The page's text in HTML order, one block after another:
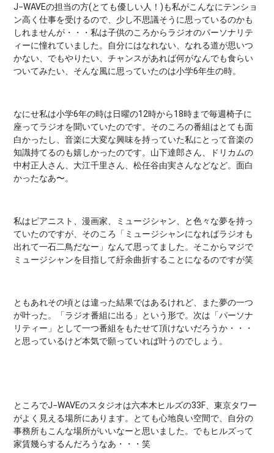
J−WAVEの担当の方(とても優しい人！)も私がこんなにテンショ
ン高く仕事を受けるので、少し不思議そうに思っているのかも
しれませんが・・・私は子供のころからラジオのパーソナリテ
ィーに憧れていました。自分にはなれない、なれる道が思いつ
かない、でもやりたい、チャンスがあれば何がなんでも食らい
ついてみたい、そんな風に思っていたのは小学6年生の時。
なにせ私は小学6年の時は日曜の12時から18時まで毎週椅子に
座ってラジオを聞いていたのです。そのころの番組はとても面
白かったし、音楽に大変な興味を持っていた私にとって音楽の
知識持てるのも嬉しかったのです。山下達郎さん、ドリカムの
中村正人さん、大江千里さん、松任谷由実さんなどなど。面白
かったなあ〜。
私はピアニスト、漫画家、ミュージシャン、と色々な夢を持っ
ていたのですが、そのころ「ミュージシャンになればラジオも
出れて一石二鳥だなー」なんて思ってました。そこからマジで
ミュージシャンを目指して紆余曲折することになるのですが笑
ともあれその頃とは違った結果ではあるけれど、また夢の一つ
が叶った。「ラジオ番組に出る」という形で。次は「パーソナ
リティー」として一つ番組をもたせて頂けないだろうか・・・
と思っているけど本気で願っていれば叶うのでしょう。
ところでJ−WAVEのスタジオは六本木ヒルズの33F、東京タワー
がよく見える場所にあります。とても心地良い空間で、自分の
事務所もこんな場所がいいなーと思いました。でもヒルズって
家賃幾らするんだろうなあ・・・笑